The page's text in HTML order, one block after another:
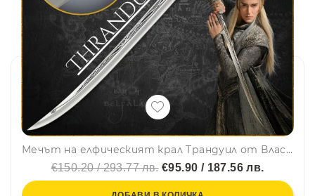
Мечът на елфическият крал Трандуил от Властелинът на пръстените и Хобит, реплика 1:1, 95 sm, с поставка за стена
€150.20 / 293.77 лв.€95.90 / 187.56 лв.